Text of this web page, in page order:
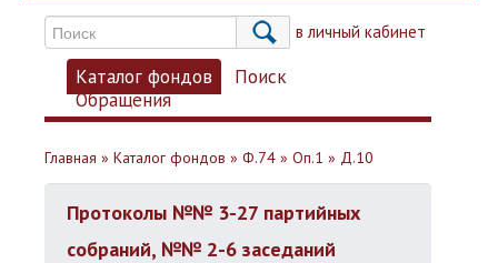
Вход в личный кабинет
Каталог фондов
Поиск
Обращения
Главная » Каталог фондов » Ф.74 » Оп.1 » Д.10
Протоколы №№ 3-27 партийных
собраний, №№ 2-6 заседаний